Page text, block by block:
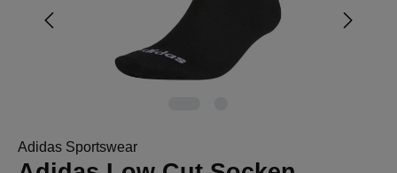
Adidas Sportswear